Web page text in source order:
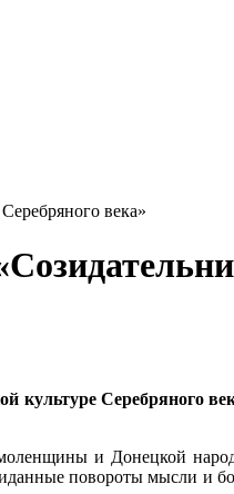
века»
культуре Серебряного
и Донецкой
повороты мысли и